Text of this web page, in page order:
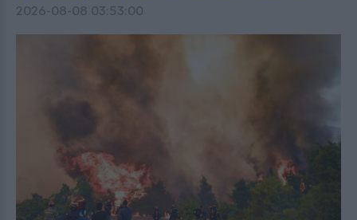
2026-08-08 03:53:00